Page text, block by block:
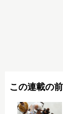
この連載の